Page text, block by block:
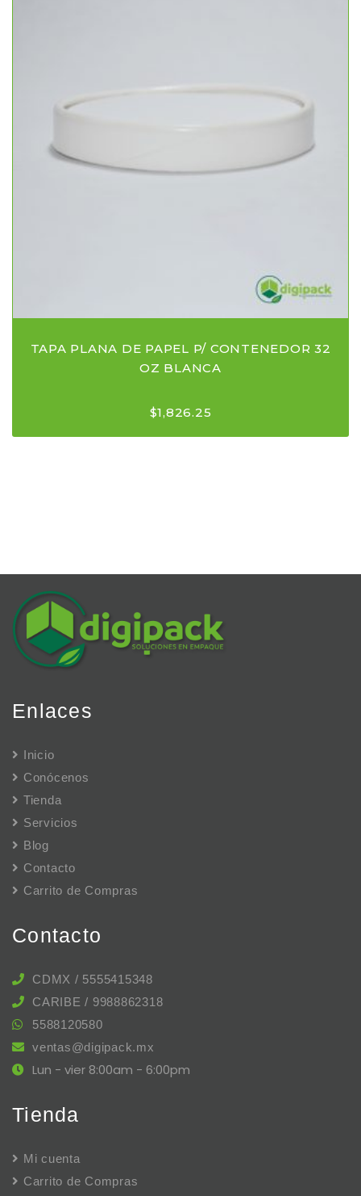
TAPA PLANA DE PAPEL P/ CONTENEDOR 32
OZ BLANCA
$1,826.25
Enlaces
Inicio
Conócenos
Tienda
Servicios
Blog
Contacto
Carrito de Compras
Contacto
CDMX / 5555415348
CARIBE / 9988862318
5588120580
ventas@digipack.mx
Lun - vier 8:00am - 6:00pm
Tienda
Mi cuenta
Carrito de Compras